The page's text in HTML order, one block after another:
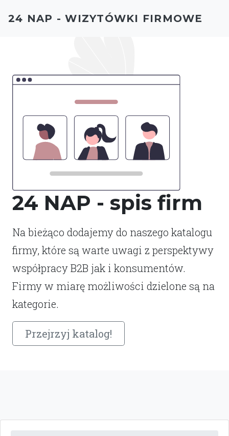
24 NAP - spis firm
Na bieżąco dodajemy do naszego katalogu
firmy, które są warte uwagi z perspektywy
współpracy B2B jak i konsumentów.
Firmy w miarę możliwości dzielone są na
kategorie.
Przejrzyj katalog!
24 NAP - WIZYTÓWKI FIRMOWE